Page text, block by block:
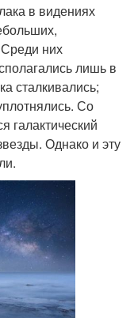
в видениях
них
лишь в
сталкивались;
Со
галактический
Однако и эту